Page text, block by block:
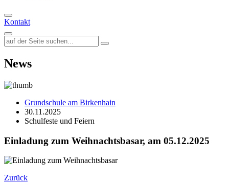
Kontakt
News
Grundschule am Birkenhain
30.11.2025
Schulfeste und Feiern
Einladung zum Weihnachtsbasar, am 05.12.2025
Zurück